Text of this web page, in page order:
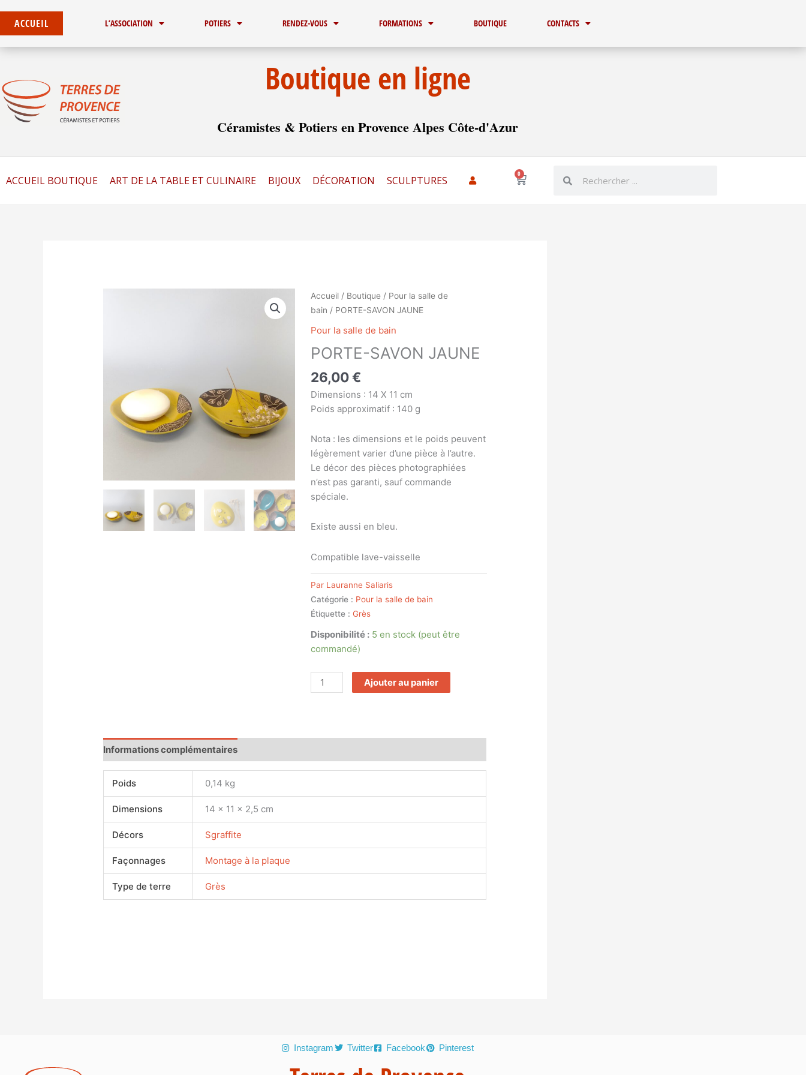
contenu
ACCUEIL L’ASSOCIATION POTIERS RENDEZ-VOUS FORMATIONS BOUTIQUE CONTACTS
Boutique en ligne
Céramistes & Potiers en Provence Alpes Côte-d'Azur
ACCUEIL BOUTIQUE ART DE LA TABLE ET CULINAIRE BIJOUX DÉCORATION SCULPTURES
0
Panier
Accueil/ Boutique/ Pour la salle de
bain / PORTE-SAVON JAUNE
Pour la salle de bain
PORTE-SAVON JAUNE
26,00€
Dimensions : 14 X 11 cm
Poids approximatif : 140 g
Nota : les dimensions et le poids peuvent
légèrement varier d’une pièce à l’autre.
Le décor des pièces photographiées
n’est pas garanti, sauf commande
spéciale.
Existe aussi en bleu.
Compatible lave-vaisselle
Par Lauranne Saliaris
Catégorie : Pour la salle de bain
Étiquette : Grès
Disponibilité : 5 en stock (peut être
commandé)
quantité
de
JAUNE
Ajouter au panier
Informations complémentaires
Poids 0,14 kg
Dimensions 14 × 11 × 2,5 cm
Décors Sgraffite
Façonnages Montage à la plaque
Type de terre Grès
Instagram Twitter Facebook Pinterest